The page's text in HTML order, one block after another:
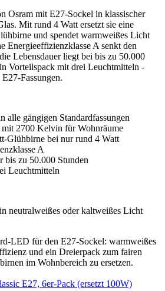
Osram mit E27-Sockel in klassischer
Mit rund 4 Watt ersetzt sie eine
und spendet warmweißes Licht
Energieeffizienzklasse A senkt den
Lebensdauer liegt bei bis zu 50.000
Vorteilspack mit drei Leuchtmitteln -
Fassungen.
alle gängigen Standardfassungen
2700 Kelvin für Wohnräume
Glühbirne bei nur rund 4 Watt
A
bis zu 50.000 Stunden
Leuchtmitteln
neutralweißes oder kaltweißes Licht
LED für den E27-Sockel: warmweißes
und ein Dreierpack zum fairen
im Wohnbereich zu ersetzen.